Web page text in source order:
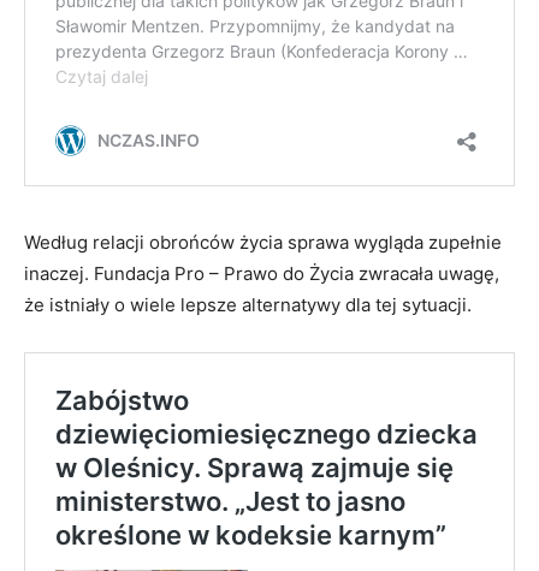
Według relacji obrońców życia sprawa wygląda zupełnie
inaczej. Fundacja Pro – Prawo do Życia zwracała uwagę,
że istniały o wiele lepsze alternatywy dla tej sytuacji.